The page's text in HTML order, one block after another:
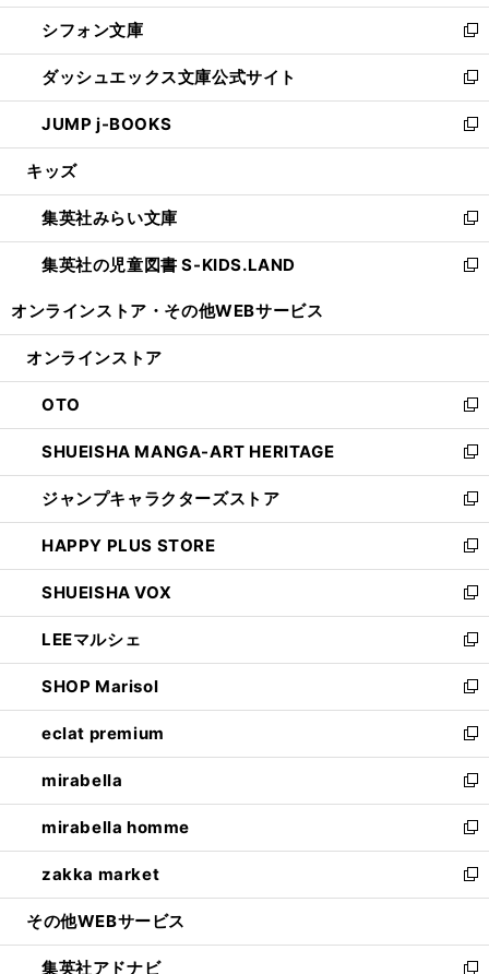
開
く
ウ
で
開
く
ウ
ィ
ン
ド
ウ
で
開
し
い
ウ
ィ
ン
ド
ウ
開
く
シフォン文庫
新
し
い
ウ
ィ
ン
ウ
で
開
く
ダッシュエックス文庫公式サイト
新
し
い
ウ
ン
ド
ウ
で
JUMP j-BOOKS
新
し
ウ
ィ
ン
ド
開
キッズ
集英社みらい文庫
新
し
い
ン
ウ
で
開
く
集英社の児童図書 S-KIDS.LAND
新
ウ
ン
ド
ウ
で
開
く
オンラインストア・ その他WEBサービス
オンラインストア
OTO
新
し
い
ウ
ィ
ン
ド
ウ
で
開
く
SHUEISHA MANGA-ART HERITAGE
新
し
い
ウ
ィ
ン
ド
ウ
で
開
く
ジャンプキャラクターズストア
新
し
い
ウ
ィ
ン
ド
ウ
で
開
く
HAPPY PLUS STORE
新
し
い
ウ
ィ
ン
ド
ウ
で
開
く
SHUEISHA VOX
新
し
い
ウ
ィ
ン
ド
ウ
で
開
く
LEEマルシェ
新
し
い
ウ
ィ
ン
ド
ウ
で
開
く
SHOP Marisol
新
し
い
ウ
ィ
ン
ド
ウ
で
開
eclat premium
新
し
い
ウ
ィ
ン
ド
ウ
開
く
mirabella
新
し
い
ウ
ィ
ン
ウ
で
mirabella homme
新
し
い
ウ
ン
ド
zakka market
新
し
ウ
ィ
その他WEBサービス
集英社アドナビ